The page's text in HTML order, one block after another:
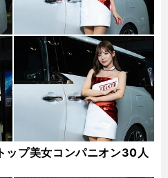
プ美女コンパニオン30人